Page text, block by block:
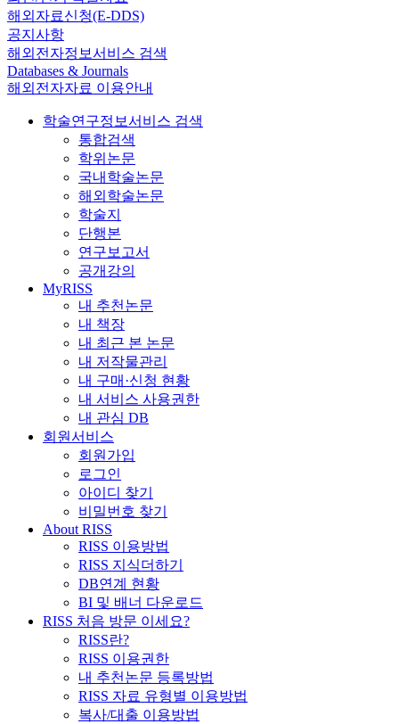
해외자료신청(E-DDS)
공지사항
해외전자정보서비스 검색
Databases & Journals
해외전자자료 이용안내
학술연구정보서비스 검색
통합검색
학위논문
국내학술논문
해외학술논문
학술지
단행본
연구보고서
공개강의
MyRISS
내 추천논문
내 책장
내 최근 본 논문
내 저작물관리
내 구매·신청 현황
내 서비스 사용권한
내 관심 DB
회원서비스
회원가입
로그인
아이디 찾기
비밀번호 찾기
About RISS
RISS 이용방법
RISS 지식더하기
DB연계 현황
BI 및 배너 다운로드
RISS 처음 방문 이세요?
RISS란?
RISS 이용권한
내 추천논문 등록방법
RISS 자료 유형별 이용방법
복사/대출 이용방법